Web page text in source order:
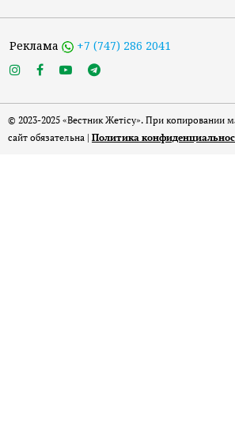
Реклама +7 (747) 286 2041
© 2023-2025 «Вестник Жетісу». При копировании
сайт обязательна | Политика